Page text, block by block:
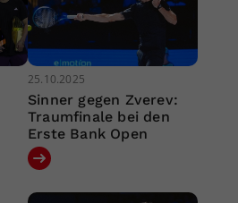
25.10.2025
Sinner gegen Zverev:
Traumfinale bei den
Erste Bank Open